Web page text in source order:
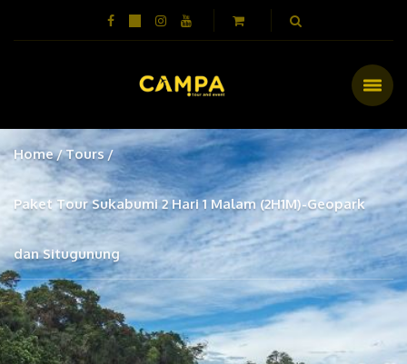
Home Tours
Paket Tour Sukabumi 2 Hari 1 Malam (2H1M)-Geopark
dan Situgunung